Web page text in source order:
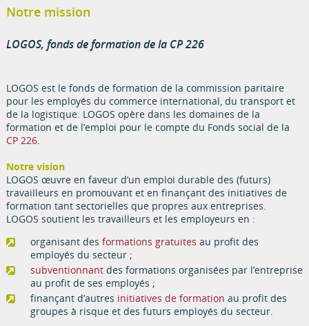
Notre mission
LOGOS, fonds de formation de la CP 226
LOGOS est le fonds de formation de la commission paritaire
pour les employés du commerce international, du transport et
de la logistique. LOGOS opère dans les domaines de la
formation et de l’emploi pour le compte du Fonds social de la
CP 226.
Notre vision
LOGOS œuvre en faveur d’un emploi durable des (futurs)
travailleurs en promouvant et en finançant des initiatives de
formation tant sectorielles que propres aux entreprises.
LOGOS soutient les travailleurs et les employeurs en :
organisant des formations gratuites au profit des
employés du secteur ;
subventionnantdes formations organisées par l’entreprise
au profit de ses employés ;
finançant d’autres initiatives de formation au profit des
groupes à risque et des futurs employés du secteur.